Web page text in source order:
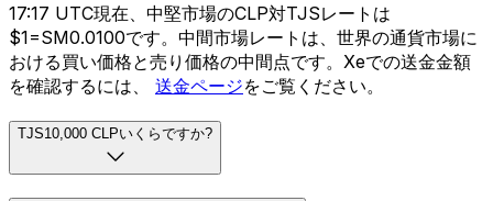
17:17 UTC現在、中堅市場のCLP対TJSレートは
$1=SM0.0100です。中間市場レートは、世界の通貨市場に
おける買い価格と売り価格の中間点です。Xeでの送金金額
を確認するには、 送金ページをご覧ください。
TJS10,000 CLPいくらですか?